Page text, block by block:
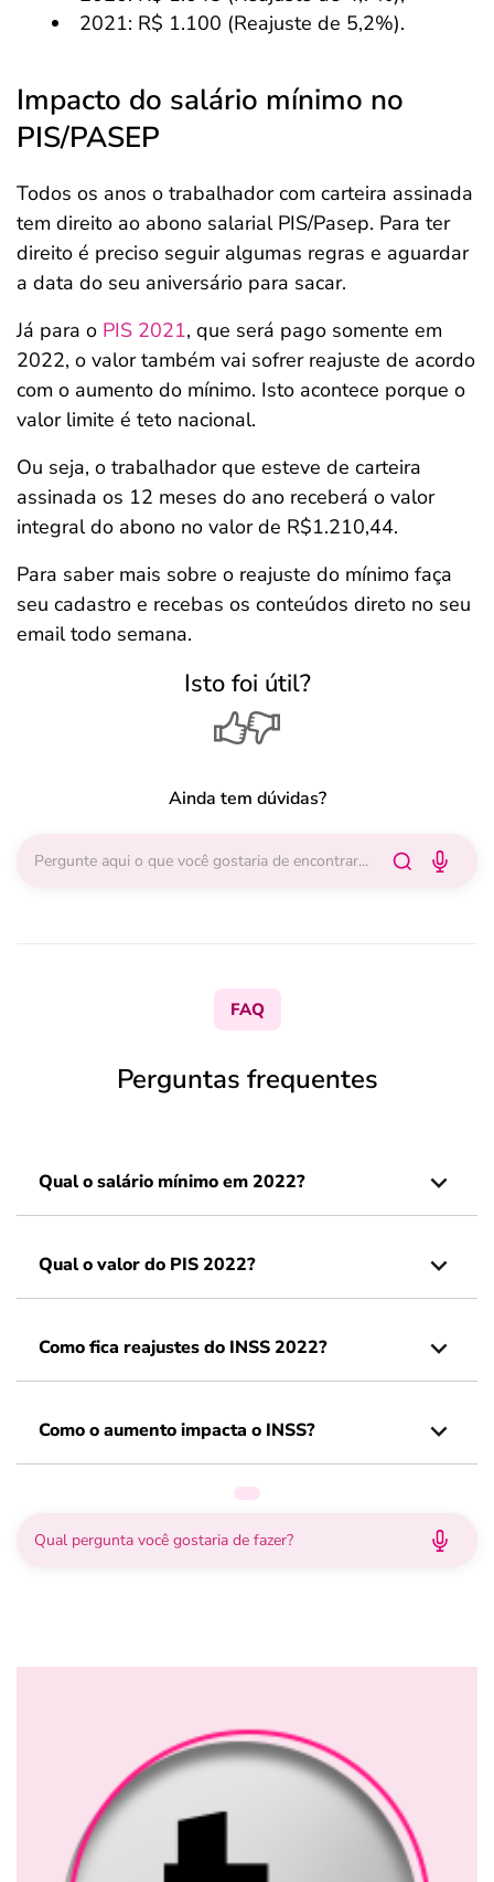
2021: R$ 1.100 (Reajuste de 5,2%).
Impacto do salário mínimo no
PIS/PASEP
Todos os anos o trabalhador com carteira assinada
tem direito ao abono salarial PIS/Pasep. Para ter
direito é preciso seguir algumas regras e aguardar
a data do seu aniversário para sacar.
Já para o PIS 2021, que será pago somente em
2022, o valor também vai sofrer reajuste de acordo
com o aumento do mínimo. Isto acontece porque o
valor limite é teto nacional.
Ou seja, o trabalhador que esteve de carteira
assinada os 12 meses do ano receberá o valor
integral do abono no valor de R$1.210,44.
Para saber mais sobre o reajuste do mínimo faça
seu cadastro e recebas os conteúdos direto no seu
email todo semana.
Isto foi útil?
Ainda tem dúvidas?
FAQ
Perguntas frequentes
Qual o salário mínimo em 2022?
Qual o valor do PIS 2022?
Como fica reajustes do INSS 2022?
Como o aumento impacta o INSS?